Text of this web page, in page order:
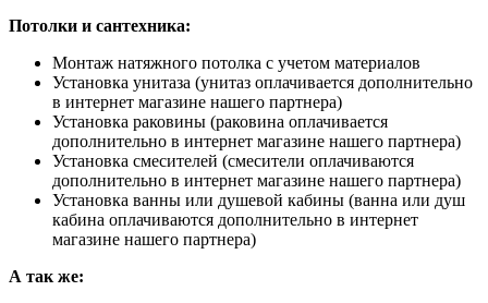
Потолки и сантехника:
Монтаж натяжного потолка с учетом материалов
Установка унитаза (унитаз оплачивается дополнительно
в интернет магазине нашего партнера)
Установка раковины (раковина оплачивается
дополнительно в интернет магазине нашего партнера)
Установка смесителей (смесители оплачиваются
дополнительно в интернет магазине нашего партнера)
Установка ванны или душевой кабины (ванна или душ
кабина оплачиваются дополнительно в интернет
магазине нашего партнера)
А так же: